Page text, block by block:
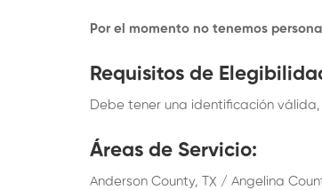
Por el momento no tenemos
Requisitos de
Debe tener una identificación
Áreas de Servicio:
Anderson County, TX / Angelina